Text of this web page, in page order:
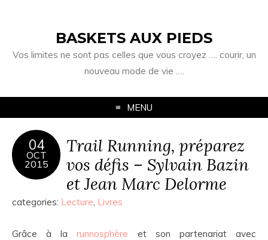
BASKETS AUX PIEDS
Vos limites ne sont pas celles que vous croyez …. courir, un
nouveau mode de vie ….
MENU
04
OCT
2015
Trail Running, préparez
vos défis – Sylvain Bazin
et Jean Marc Delorme
categories: Lecture, Livres
Grâce à larunnosphère et son partenariat avec